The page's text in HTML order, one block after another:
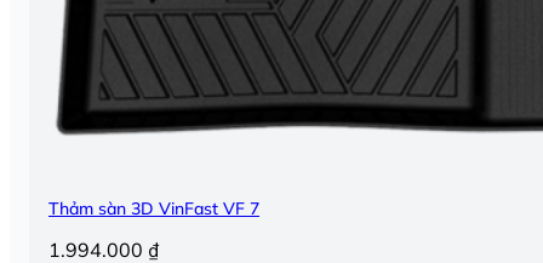
Thảm sàn 3D VinFast VF 7
1.994.000 ₫